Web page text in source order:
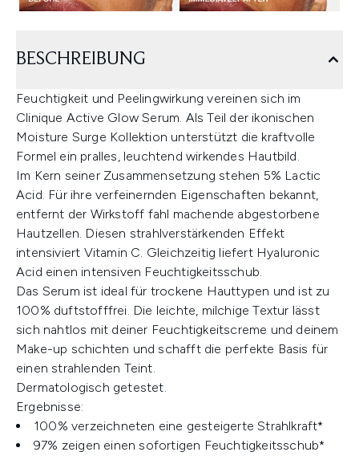
BESCHREIBUNG
Feuchtigkeit und Peelingwirkung vereinen sich im
Clinique Active Glow Serum. Als Teil der ikonischen
Moisture Surge Kollektion unterstützt die kraftvolle
Formel ein pralles, leuchtend wirkendes Hautbild.
Im Kern seiner Zusammensetzung stehen 5% Lactic
Acid. Für ihre verfeinernden Eigenschaften bekannt,
entfernt der Wirkstoff fahl machende abgestorbene
Hautzellen. Diesen strahlverstärkenden Effekt
intensiviert Vitamin C. Gleichzeitig liefert Hyaluronic
Acid einen intensiven Feuchtigkeitsschub.
Das Serum ist ideal für trockene Hauttypen und ist zu
100% duftstofffrei. Die leichte, milchige Textur lässt
sich nahtlos mit deiner Feuchtigkeitscreme und deinem
Make-up schichten und schafft die perfekte Basis für
einen strahlenden Teint.
Dermatologisch getestet.
Ergebnisse:
100% verzeichneten eine gesteigerte Strahlkraft*
97% zeigen einen sofortigen Feuchtigkeitsschub*